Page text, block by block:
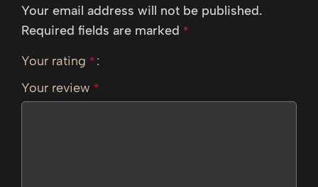
Your email address will not be published.
Required fields are marked *
Your rating *
Your review *